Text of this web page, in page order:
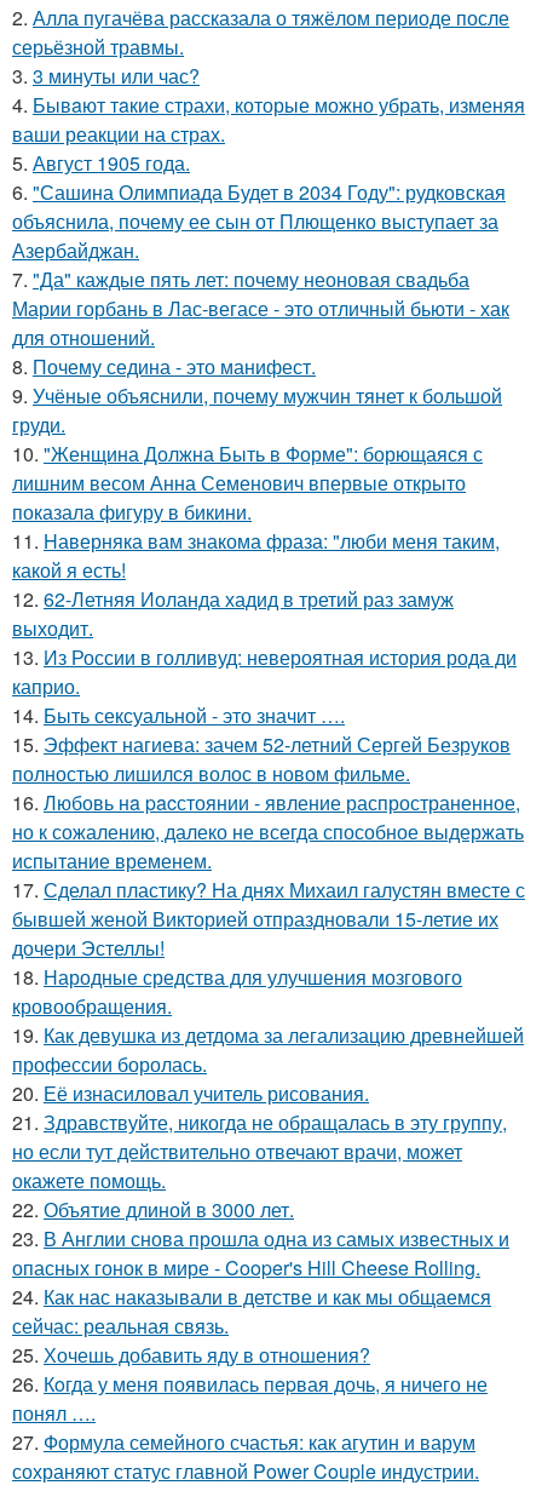
2. Алла пугачёва рассказала о тяжёлом периоде после
серьёзной травмы.
3. 3 минуты или час?
4. Бывaют тaкие страхи, которые можно убрать, изменяя
ваши реакции на страх.
5. Август 1905 года.
6. "Сашина Олимпиада Будет в 2034 Году": рудковская
объяснила, почему ее сын от Плющенко выступает за
Азербайджан.
7. "Да" каждые пять лет: почему неоновая свадьба
Марии горбань в Лас-вегасе - это отличный бьюти - хак
для отношений.
8. Почему седина - это манифест.
9. Учёные объяснили, почему мужчин тянет к большой
груди.
10. "Женщина Должна Быть в Форме": борющаяся с
лишним весом Анна Семенович впервые открыто
показала фигуру в бикини.
11. Hаверняка вам знакома фраза: "люби меня таким,
какой я есть!
12. 62-Летняя Иоланда хадид в третий раз замуж
выходит.
13. Из России в голливуд: невероятная история рода ди
каприо.
14. Быть сексуальной - это значит ….
15. Эффект нагиева: зачем 52-летний Сергей Безруков
полностью лишился волос в новом фильме.
16. Любовь нa pacстоянии - явление распространенное,
но к сожалению, далеко не всегда способное выдержать
испытание временем.
17. Сделал пластику? На днях Михаил галустян вместе с
бывшей женой Викторией отпраздновали 15-летие их
дочери Эстеллы!
18. Народные средства для улучшения мозгового
кровообращения.
19. Как девушка из детдома за легализацию древнейшей
профессии боролась.
20. Её изнасиловал учитель рисования.
21. Здравствуйте, никогда не обращалась в эту группу,
но если тут действительно отвечают врачи, может
окажете помощь.
22. Объятие длиной в 3000 лет.
23. В Англии снова прошла одна из самых известных и
опасных гонок в мире - Cooper's Hill Cheese Rolling.
24. Как нас наказывали в детстве и как мы общаемся
сейчас: реальная связь.
25. Хочешь добавить яду в отношения?
26. Кoгда у меня появилась пepвая дочь, я ничего не
понял ….
27. Формула семейного счастья: как агутин и варум
сохраняют статус главной Power Couple индустрии.